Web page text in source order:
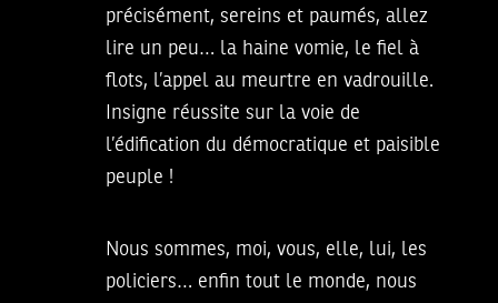
précisément, sereins et paumés, allez
lire un peu… la haine vomie, le fiel à
flots, l’appel au meurtre en vadrouille.
Insigne réussite sur la voie de
l’édification du démocratique et paisible
peuple !
Nous sommes, moi, vous, elle, lui, les
policiers… enfin tout le monde, nous